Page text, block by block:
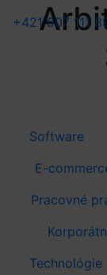
+421 907 111
Software
E-
Pracovné
Technológie